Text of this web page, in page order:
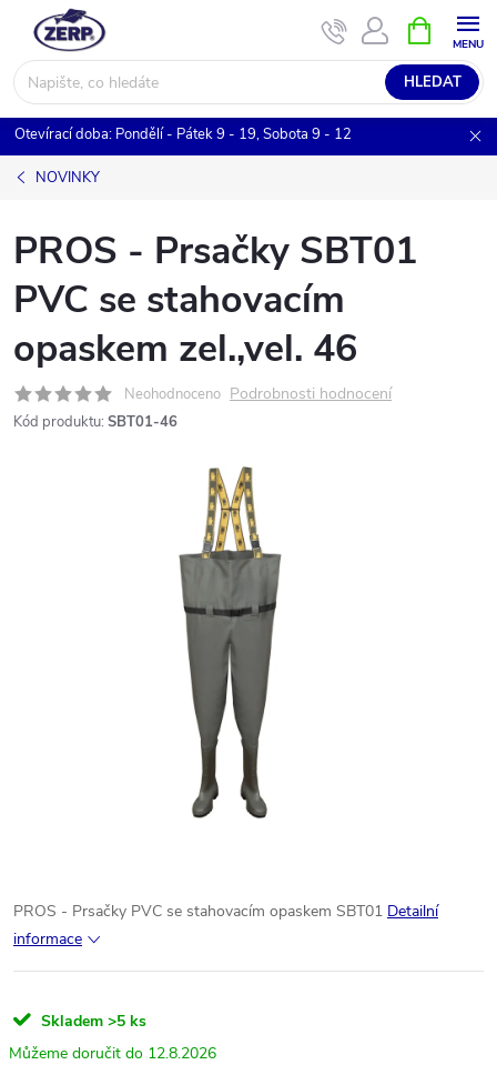
obsah
HLEDAT
NÁKUPNÍ
KOŠÍK
Otevírací doba: Pondělí - Pátek 9 - 19, Sobota 9 - 12
NOVINKY
PROS - Prsačky SBT01
PVC se stahovacím
opaskem zel.,vel. 46
Neohodnoceno Podrobnosti hodnocení
Kód produktu: SBT01-46
PROS - Prsačky PVC se stahovacím opaskem SBT01 Detailní
informace
Skladem >5 ks
12.8.2026